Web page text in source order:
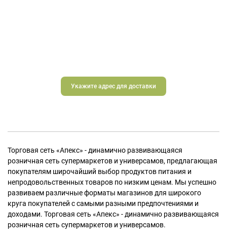
Укажите адрес для доставки
Торговая сеть «Апекс» - динамично развивающаяся
розничная сеть супермаркетов и универсамов, предлагающая
покупателям широчайший выбор продуктов питания и
непродовольственных товаров по низким ценам. Мы успешно
развиваем различные форматы магазинов для широкого
круга покупателей с самыми разными предпочтениями и
доходами. Торговая сеть «Апекс» - динамично развивающаяся
розничная сеть супермаркетов и универсамов.